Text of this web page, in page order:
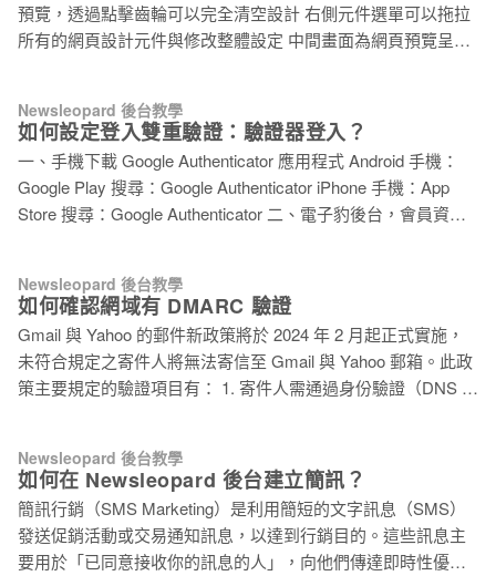
預覽，透過點擊齒輪可以完全清空設計 右側元件選單可以拖拉
所有的網頁設計元件與修改整體設定 中間畫面為網頁預覽呈現
區塊的錨點 ID，作為內部連結的一個標籤，可以讓用戶點擊後
跳轉到同一頁面中的不同位置。 網頁編輯器有 RWD 響應式設
計，讓網頁在各種設備或不同的螢幕尺寸下都能正常顯示和操
作；部分元件為呈現設計效果，可單獨關閉 RWD 響應式設
計。 一、內容 圖片 預設寬度為中。更換圖片可透過上傳圖檔
題 預設寬度為中。頁面或某區塊的主題文字，可設定連結至外
部網站或本頁中的錨點。 段落文字 預設寬度為窄。頁面中或某
區塊的文字敘述，可調整不同文字樣式及設定文字連結。 標題
+副標題
Newsleopard 後台教學
如何設定登入雙重驗證：驗證器登入？
一、手機下載 Google Authenticator 應用程式 Android 手機：
Google Play 搜尋：Google Authenticator iPhone 手機：App
Store 搜尋：Google Authenticator 二、電子豹後台，會員資料
器 輸入驗證器名稱，名稱預設為你的帳號 Email。 點選「設定
驗證器」。 三、打開 Google Authenticator 應用程式 在驗證器
APP (Google Authenticator)，點選右下角 [+] 新增「掃描 QR
圖碼」 掃描，並新增成功 將手機應用程式上顯示的驗證碼，輸
入到後台，範例為：087946，不用空格。
Newsleopard 後台教學
如何確認網域有 DMARC 驗證
Gmail 與 Yahoo 的郵件新政策將於 2024 年 2 月起正式實施，
未符合規定之寄件人將無法寄信至 Gmail 與 Yahoo 郵箱。此政
策主要規定的驗證項目有： 1. 寄件人需通過身份驗證（DNS 設
篇文章會教你，如何透過線上工具，確認你的網域是否有設定
DMARC 此外，現在電子豹提供國際網域註冊服務，申請
「Email 網域名稱」，我們專業團隊協助你完成「寄件者身份驗
證」，讓你無需擔心技術操作：立即申購網域，輕鬆完成寄件
Newsleopard 後台教學
如何在 Newsleopard 後台建立簡訊？
簡訊行銷（SMS Marketing）是利用簡短的文字訊息（SMS）
發送促銷活動或交易通知訊息，以達到行銷目的。這些訊息主
要用於「已同意接收你的訊息的人」，向他們傳達即時性優惠